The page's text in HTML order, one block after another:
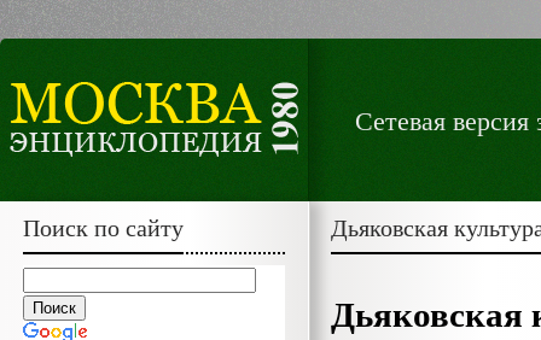
Сетевая
Дьяковская
Дьяковская
Поиск по сайту